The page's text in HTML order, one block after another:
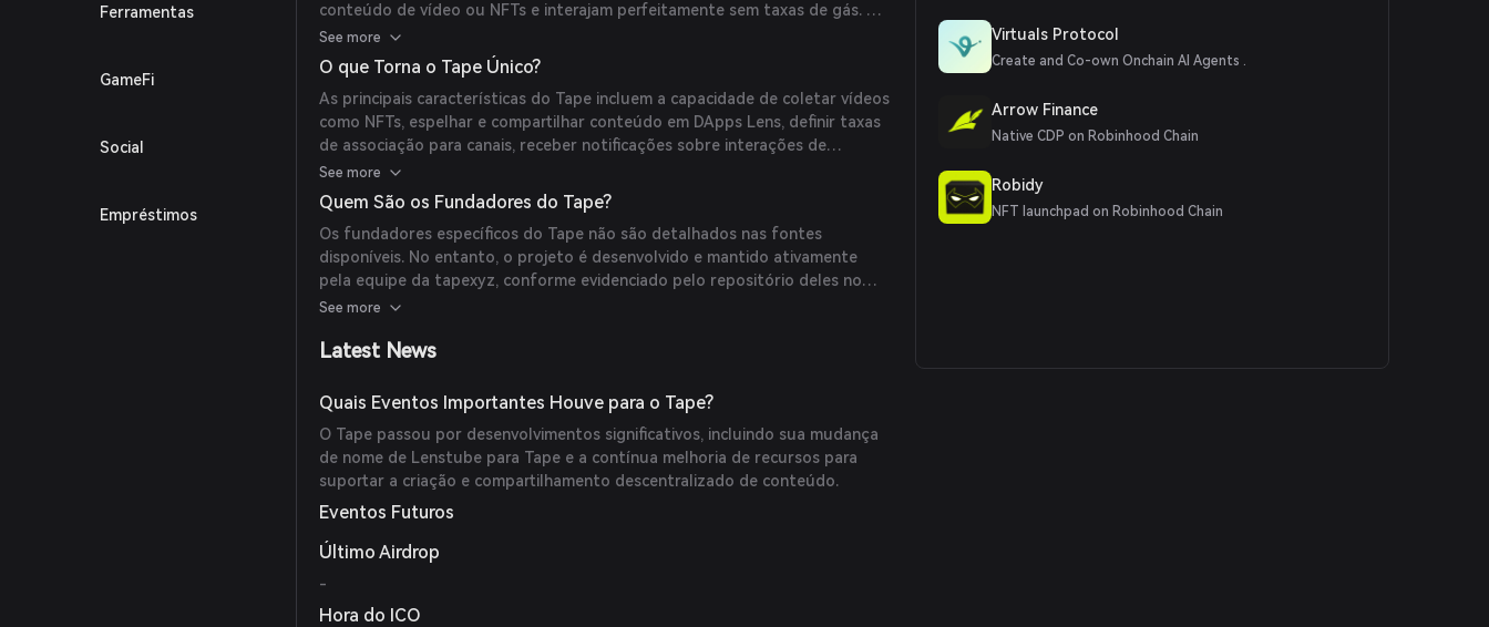
Ferramentas
GameFi
Social
Empréstimos
conteúdo de vídeo ou NFTs e interajam perfeitamente sem taxas de gás. O
conteúdo é armazenado permanentemente on-chain, garantindo que os
criadores mantenham a propriedade e o controle sobre sua mídia.
See more
O que Torna o Tape Único?
As principais características do Tape incluem a capacidade de coletar vídeos
como NFTs, espelhar e compartilhar conteúdo em DApps Lens, definir taxas
de associação para canais, receber notificações sobre interações de
usuários e apoiar criadores através de gorjetas. Além disso, o Tape oferece
vídeos curtos chamados Bytes, uma biblioteca para assistir depois e
recursos de compartilhamento de receita entre os envolvidos no conteúdo.
See more
Quem São os Fundadores do Tape?
Os fundadores específicos do Tape não são detalhados nas fontes
disponíveis. No entanto, o projeto é desenvolvido e mantido ativamente
pela equipe da tapexyz, conforme evidenciado pelo repositório deles no
GitHub.
See more
Latest News
Quais Eventos Importantes Houve para o Tape?
O Tape passou por desenvolvimentos significativos, incluindo sua mudança
de nome de Lenstube para Tape e a contínua melhoria de recursos para
suportar a criação e compartilhamento descentralizado de conteúdo.
Eventos Futuros
Último Airdrop
-
Hora do ICO
Virtuals Protocol
Create and Co-own Onchain AI Agents .
Arrow Finance
Native CDP on Robinhood Chain
Robidy
NFT launchpad on Robinhood Chain